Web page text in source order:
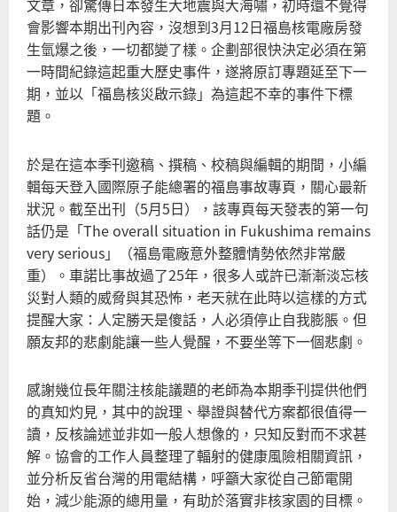
文章，卻驚傳日本發生大地震與大海嘯，初時還不覺得
會影響本期出刊內容，沒想到3月12日福島核電廠房發
生氫爆之後，一切都變了樣。企劃部很快決定必須在第
一時間紀錄這起重大歷史事件，遂將原訂專題延至下一
期，並以「福島核災啟示錄」為這起不幸的事件下標
題。
於是在這本季刊邀稿、撰稿、校稿與編輯的期間，小編
輯每天登入國際原子能總署的福島事故專頁，關心最新
狀況。截至出刊（5月5日），該專頁每天發表的第一句
話仍是「The overall situation in Fukushima remains
very serious」（福島電廠意外整體情勢依然非常嚴
重）。車諾比事故過了25年，很多人或許已漸漸淡忘核
災對人類的威脅與其恐怖，老天就在此時以這樣的方式
提醒大家：人定勝天是傻話，人必須停止自我膨脹。但
願友邦的悲劇能讓一些人覺醒，不要坐等下一個悲劇。
感謝幾位長年關注核能議題的老師為本期季刊提供他們
的真知灼見，其中的說理、舉證與替代方案都很值得一
讀，反核論述並非如一般人想像的，只知反對而不求甚
解。協會的工作人員整理了輻射的健康風險相關資訊，
並分析反省台灣的用電結構，呼籲大家從自己節電開
始，減少能源的總用量，有助於落實非核家園的目標。